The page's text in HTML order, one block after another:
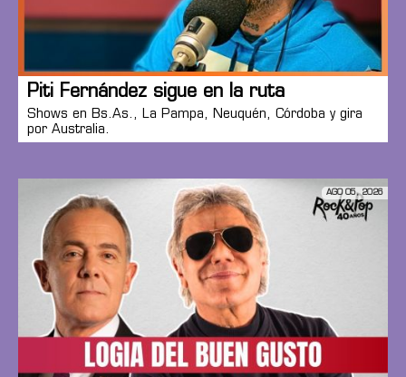
Piti Fernández sigue en la ruta
Shows en Bs.As., La Pampa, Neuquén, Córdoba y gira
por Australia.
AGO 05, 2026